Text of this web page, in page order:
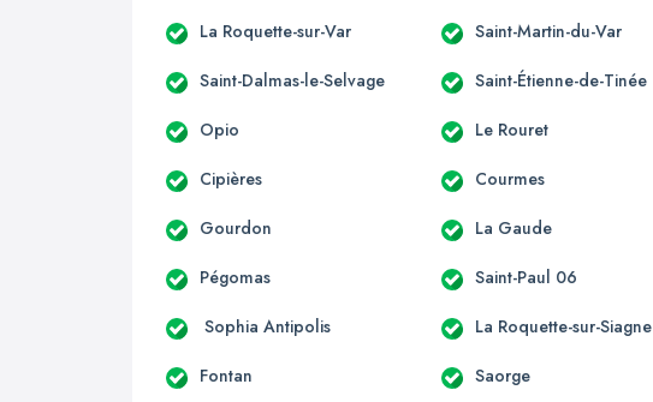
La Roquette-sur-Var Saint-Martin-du-Var
Saint-Dalmas-le-Selvage Saint-Étienne-de-Tinée
Opio Le Rouret
Cipières Courmes
Gourdon La Gaude
Pégomas Saint-Paul 06
Sophia Antipolis La Roquette-sur-Siagne
Fontan Saorge